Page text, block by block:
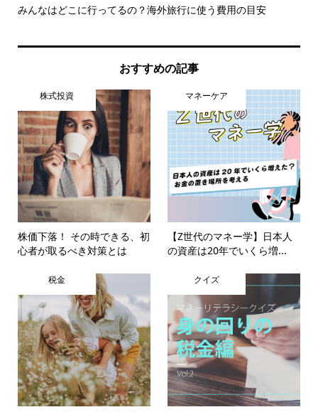
みんなはどこに行ってるの？海外旅行に使う費用の目安
おすすめの記事
株式投資
株価下落！ その時できる、初
心者が取るべき対策とは
マネーケア
【Z世代のマネー学】日本人
の資産は20年でいくら増...
税金 クイズ